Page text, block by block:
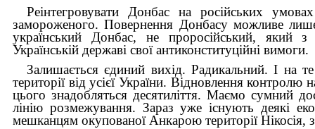
Реінтегровувати Донбас на російських
замороженого. Повернення Донбасу можливе
український Донбас, не проросійський, який з
Українській державі свої антиконституційні вимоги.
Залишається єдиний вихід. Радикальний. І на
території від усієї України. Відновлення
цього знадобляться десятиліття. Маємо сумний
лінію розмежування. Зараз уже існують деякі
мешканцям окупованої Анкарою території Нікосія,